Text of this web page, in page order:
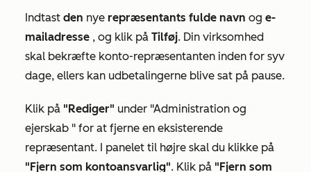
Indtast den nye repræsentants fulde navn og e-
mailadresse , og klik på Tilføj. Din virksomhed
skal bekræfte konto-repræsentanten inden for syv
dage, ellers kan udbetalingerne blive sat på pause.
Klik på "Rediger" under "Administration og
ejerskab " for at fjerne en eksisterende
repræsentant. I panelet til højre skal du klikke på
"Fjern som kontoansvarlig". Klik på "Fjern som